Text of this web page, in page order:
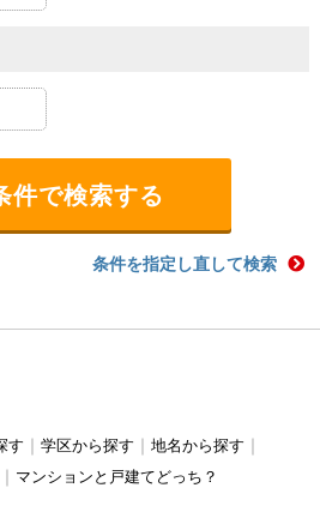
条件を指定し直して検索
す 学区から探す
地名から探す
マンションと戸建てどっち？